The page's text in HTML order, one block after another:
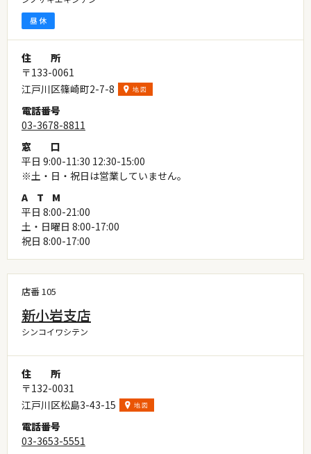
住
所
〒133-0061
江戸川区篠崎町2-7-8
電話番号
03-3678-8811
窓
口
平日 9:00-11:30 12:30-15:00
※土・日・祝日は営業していません。
A
T
M
平日 8:00-21:00
土・日曜日 8:00-17:00
祝日 8:00-17:00
店番 105
新小岩支店
シンコイワシテン
住
所
〒132-0031
江戸川区松島3-43-15
電話番号
03-3653-5551